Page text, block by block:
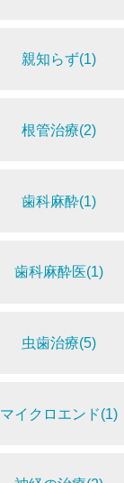
親知らず(1)
根管治療(2)
歯科麻酔(1)
歯科麻酔医(1)
虫歯治療(5)
マイクロエンド(1)